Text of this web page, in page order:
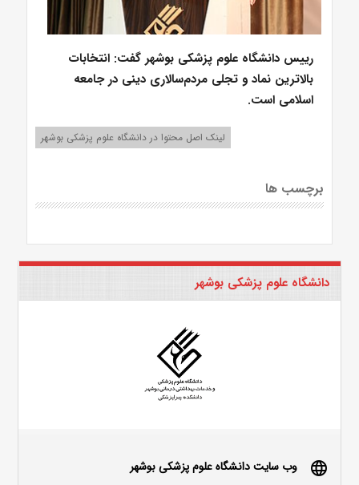
رییس دانشگاه علوم پزشکی بوشهر گفت: انتخابات
بالاترین نماد و تجلی مردم‌سالاری دینی در جامعه
اسلامی است.
لینک اصل محتوا در دانشگاه علوم پزشکی بوشهر
برچسب ها
دانشگاه علوم پزشکی بوشهر
language وب سایت دانشگاه علوم پزشکی بوشهر